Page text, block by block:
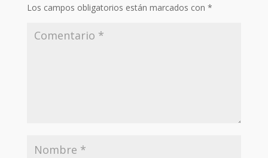
Los campos obligatorios están marcados con *